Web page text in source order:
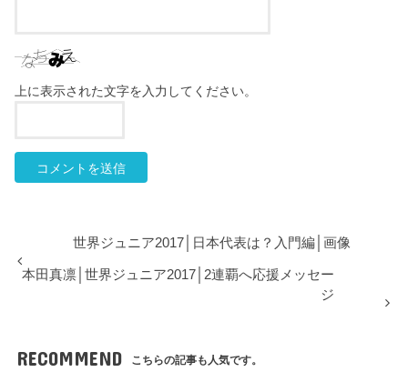
上に表示された文字を入力してください。
世界ジュニア2017│日本代表は？入門編│画像
本田真凛│世界ジュニア2017│2連覇へ応援メッセー
ジ
RECOMMEND こちらの記事も人気です。